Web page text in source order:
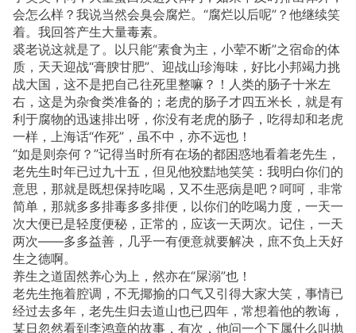
会怎么样？我说当然会臭会腐烂。“腐烂以后呢”？他继续笑
着。我回答产生大量毒素。
裘老说这就是了。以只能“素食为主，小荤不断”之宿命的体
质，天天迎战“膏腴甘肥”、迎战山珍海味，好比小邦竭力挑
战大国，这不是把自己往死里整嘛？！人类的肠子十米左
右，这是为杂食类准备的；老虎的肠子才四五米长，就是有
利于腐物的迅速排出呀，你没有老虎的肠子，吃得却和老虎
一样，上海话“作死”，虽不中，亦不远也！
“如是则奈何？”记得当时所有在场的都困惑地看着老先生，
老先生时年已过九十五，但见他狡黠地笑笑：我明白你们的
意思，那就是既想保持吃喝，又不生恶病是吧？呵呵，非常
简单，那就多多排毒多多排便，以你们的吃喝力度，一天一
次大便已是轻度便秘，正常的，应该一天两次。记住，一天
两次——多多益善，几乎一有便意就要解决，庶不负上天好
生之德啊。
养生之道固然养心为上，然亦在“屎溺”也！
老先生拖着腔调，不无揶揄的口气又引得大家大笑，事情已
经过去多年，老先生归去道山也已四年，常想着他的教诲，
某日忽然看到李鸿章的故事，有次，他问一个下属什么叫抛